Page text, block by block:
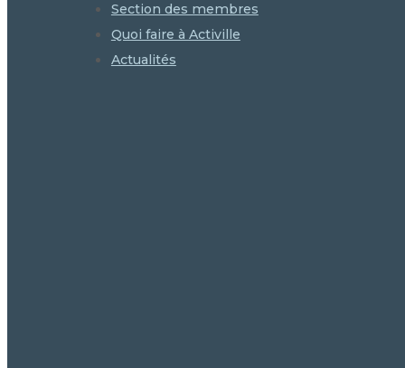
Section des membres
Quoi faire à Activille
Actualités